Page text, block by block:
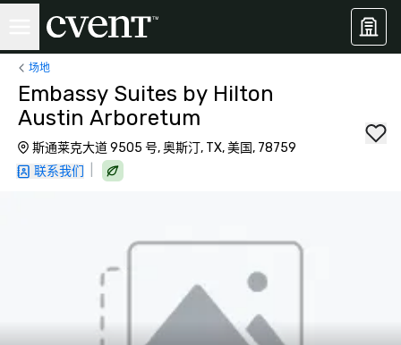
场地
Embassy Suites by Hilton
Austin Arboretum
斯通莱克大道 9505 号, 奥斯汀, TX, 美国, 78759
联系我们